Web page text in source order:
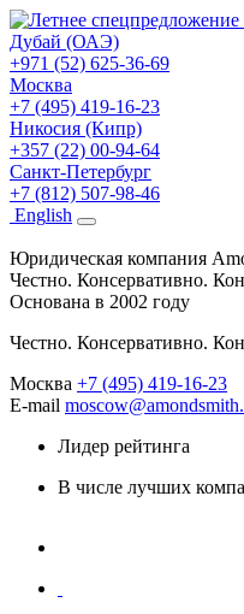
Дубай (ОАЭ)
+971 (52) 625-36-69
Москва
+7 (495) 419-16-23
Никосия (Кипр)
+357 (22) 00-94-64
Санкт-Петербург
+7 (812) 507-98-46
English
Юридическая компания
Честно. Консервативно.
Основана в 2002 году
Честно. Консервативно.
Москва +7 (495) 419-16-23
E-mail
Лидер рейтинга
В числе лучших